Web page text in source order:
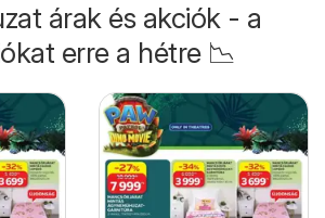
árak és akciók - a
erre a hétre 📉